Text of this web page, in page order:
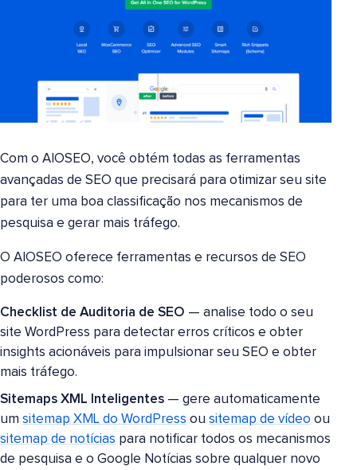
Com o AIOSEO, você obtém todas as ferramentas
avançadas de SEO que precisará para otimizar seu site
para ter uma boa classificação nos mecanismos de
pesquisa e gerar mais tráfego.
O AIOSEO oferece ferramentas e recursos de SEO
poderosos como:
Checklist de Auditoria de SEO — analise todo o seu
site WordPress para detectar erros críticos e obter
insights acionáveis para impulsionar seu SEO e obter
mais tráfego.
Sitemaps XML Inteligentes — gere automaticamente
um sitemap XML do WordPress ou sitemap de vídeo ou
sitemap de notícias para notificar todos os mecanismos
de pesquisa e o Google Notícias sobre qualquer novo